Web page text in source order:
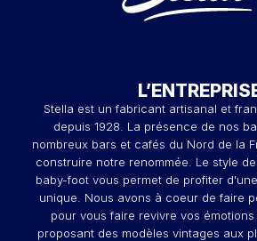
Stella est un fabricant artisanal et
depuis 1928. La présence de nos
nombreux bars et cafés du Nord de la
construire notre renommée. Le style
baby-foot vous permet de profiter
unique. Nous avons à coeur de faire
pour vous faire revivre vos
proposant des modèles vintages aux